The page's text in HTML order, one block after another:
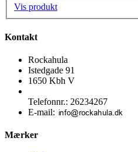
Vis produkt
Kontakt
Rockahula
Istedgade 91
1650 Kbh V
Telefonnr.: 26234267
E-mail:
Mærker